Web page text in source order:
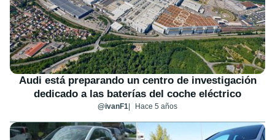
Audi está preparando un centro de investigación
dedicado a las baterías del coche eléctrico
@ivanF1 Hace 5 años